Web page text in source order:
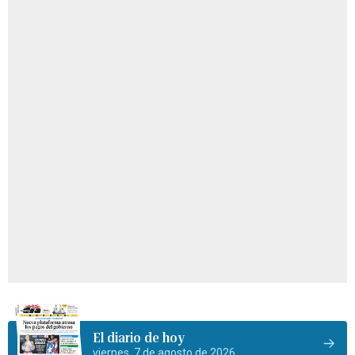
El diario de hoy